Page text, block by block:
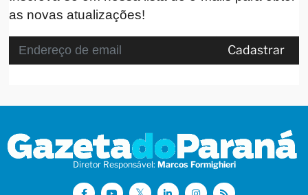
as novas atualizações!
Cadastrar
Diretor Responsável: Marcos Formighieri